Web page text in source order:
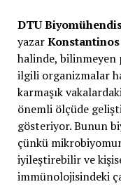
DTU
yazar
halinde,
ilgili organizmalar
karmaşık
önemli ölçüde
gösteriyor. Bunun
çünkü
iyileştirebilir ve
immünolojisindeki